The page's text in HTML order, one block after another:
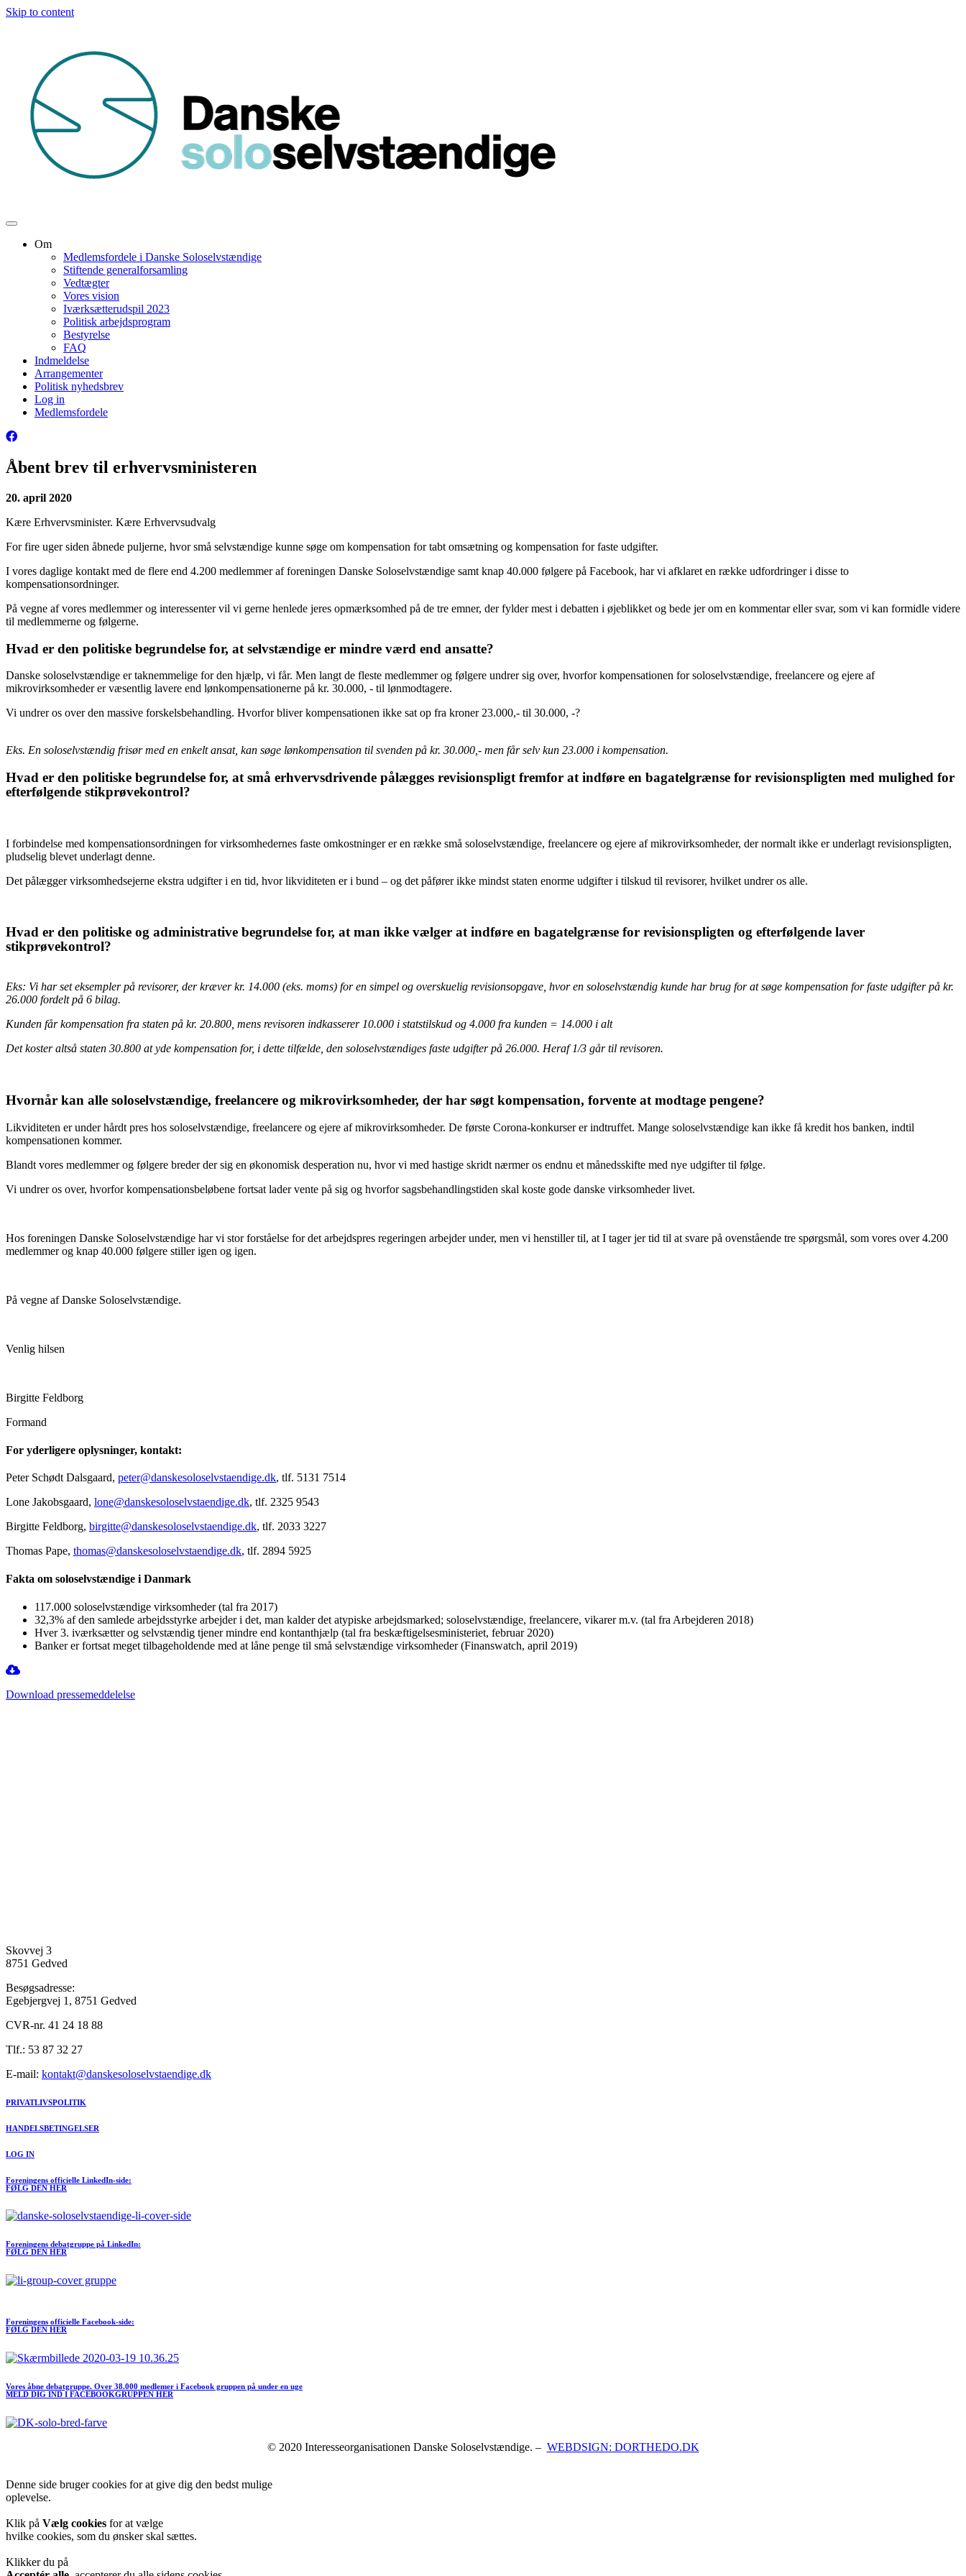
Skip to content
Om
Medlemsfordele i Danske Soloselvstændige
Stiftende generalforsamling
Vedtægter
Vores vision
Iværksætterudspil 2023
Politisk arbejdsprogram
Bestyrelse
FAQ
Indmeldelse
Arrangementer
Politisk nyhedsbrev
Log in
Medlemsfordele
Åbent brev til erhvervsministeren
20. april 2020
Kære Erhvervsminister. Kære Erhvervsudvalg
For fire uger siden åbnede puljerne, hvor små selvstændige kunne søge om kompensation for tabt omsætning og kompensation for faste udgifter.
I vores daglige kontakt med de flere end 4.200 medlemmer af foreningen Danske Soloselvstændige samt knap 40.000 følgere på Facebook, har vi afklaret en række udfordringer i disse to
kompensationsordninger.
På vegne af vores medlemmer og interessenter vil vi gerne henlede jeres opmærksomhed på de tre emner, der fylder mest i debatten i øjeblikket og bede jer om en kommentar eller svar, som vi kan formidle videre
til medlemmerne og følgerne.
Hvad er den politiske begrundelse for, at selvstændige er mindre værd end ansatte?
Danske soloselvstændige er taknemmelige for den hjælp, vi får. Men langt de fleste medlemmer og følgere undrer sig over, hvorfor kompensationen for soloselvstændige, freelancere og ejere af
mikrovirksomheder er væsentlig lavere end lønkompensationerne på kr. 30.000, - til lønmodtagere.
Vi undrer os over den massive forskelsbehandling. Hvorfor bliver kompensationen ikke sat op fra kroner 23.000,- til 30.000, -?
Eks. En soloselvstændig frisør med en enkelt ansat, kan søge lønkompensation til svenden på kr. 30.000,- men får selv kun 23.000 i kompensation.
Hvad er den politiske begrundelse for, at små erhvervsdrivende pålægges revisionspligt fremfor at indføre en bagatelgrænse for revisionspligten med mulighed for
efterfølgende stikprøvekontrol?
I forbindelse med kompensationsordningen for virksomhedernes faste omkostninger er en række små soloselvstændige, freelancere og ejere af mikrovirksomheder, der normalt ikke er underlagt revisionspligten,
pludselig blevet underlagt denne.
Det pålægger virksomhedsejerne ekstra udgifter i en tid, hvor likviditeten er i bund – og det påfører ikke mindst staten enorme udgifter i tilskud til revisorer, hvilket undrer os alle.
Hvad er den politiske og administrative begrundelse for, at man ikke vælger at indføre en bagatelgrænse for revisionspligten og efterfølgende laver
stikprøvekontrol?
Eks: Vi har set eksempler på revisorer, der kræver kr. 14.000 (eks. moms) for en simpel og overskuelig revisionsopgave, hvor en soloselvstændig kunde har brug for at søge kompensation for faste udgifter på kr.
26.000 fordelt på 6 bilag.
Kunden får kompensation fra staten på kr. 20.800, mens revisoren indkasserer 10.000 i statstilskud og 4.000 fra kunden = 14.000 i alt
Det koster altså staten 30.800 at yde kompensation for, i dette tilfælde, den soloselvstændiges faste udgifter på 26.000. Heraf 1/3 går til revisoren.
Hvornår kan alle soloselvstændige, freelancere og mikrovirksomheder, der har søgt kompensation, forvente at modtage pengene?
Likviditeten er under hårdt pres hos soloselvstændige, freelancere og ejere af mikrovirksomheder. De første Corona-konkurser er indtruffet. Mange soloselvstændige kan ikke få kredit hos banken, indtil
kompensationen kommer.
Blandt vores medlemmer og følgere breder der sig en økonomisk desperation nu, hvor vi med hastige skridt nærmer os endnu et månedsskifte med nye udgifter til følge.
Vi undrer os over, hvorfor kompensationsbeløbene fortsat lader vente på sig og hvorfor sagsbehandlingstiden skal koste gode danske virksomheder livet.
Hos foreningen Danske Soloselvstændige har vi stor forståelse for det arbejdspres regeringen arbejder under, men vi henstiller til, at I tager jer tid til at svare på ovenstående tre spørgsmål, som vores over 4.200
medlemmer og knap 40.000 følgere stiller igen og igen.
På vegne af Danske Soloselvstændige.
Venlig hilsen
Birgitte Feldborg
Formand
For yderligere oplysninger, kontakt:
Peter Schødt Dalsgaard, peter@danskesoloselvstaendige.dk, tlf. 5131 7514
Lone Jakobsgaard, lone@danskesoloselvstaendige.dk, tlf. 2325 9543
Birgitte Feldborg, birgitte@danskesoloselvstaendige.dk, tlf. 2033 3227
Thomas Pape, thomas@danskesoloselvstaendige.dk, tlf. 2894 5925
Fakta om soloselvstændige i Danmark
117.000 soloselvstændige virksomheder (tal fra 2017)
32,3% af den samlede arbejdsstyrke arbejder i det, man kalder det atypiske arbejdsmarked; soloselvstændige, freelancere, vikarer m.v. (tal fra Arbejderen 2018)
Hver 3. iværksætter og selvstændig tjener mindre end kontanthjælp (tal fra beskæftigelsesministeriet, februar 2020)
Banker er fortsat meget tilbageholdende med at låne penge til små selvstændige virksomheder (Finanswatch, april 2019)
Download pressemeddelelse
Skovvej 3
8751 Gedved
Besøgsadresse:
Egebjergvej 1, 8751 Gedved
CVR-nr. 41 24 18 88
Tlf.: 53 87 32 27
E-mail: kontakt@danskesoloselvstaendige.dk
PRIVATLIVSPOLITIK
HANDELSBETINGELSER
LOG IN
Foreningens officielle LinkedIn-side:
FØLG DEN HER
Foreningens debatgruppe på LinkedIn:
FØLG DEN HER
Foreningens officielle Facebook-side:
FØLG DEN HER
Vores åbne debatgruppe. Over 38.000 medlemer i Facebook gruppen på under en uge
MELD DIG IND I FACEBOOKGRUPPEN HER
© 2020 Interesseorganisationen Danske Soloselvstændige. – WEBDSIGN: DORTHEDO.DK
Denne side bruger cookies for at give dig den bedst mulige
oplevelse.
Klik på Vælg cookies for at vælge
hvilke cookies, som du ønsker skal sættes.
Klikker du på